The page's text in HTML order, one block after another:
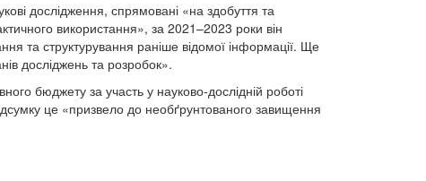
дослідження, спрямовані «на здобуття та
використання», за 2021–2023 роки він
та структурування раніше відомої інформації. Ще
досліджень та розробок».
бюджету за участь у науково-дослідній роботі
це «призвело до необґрунтованого завищення